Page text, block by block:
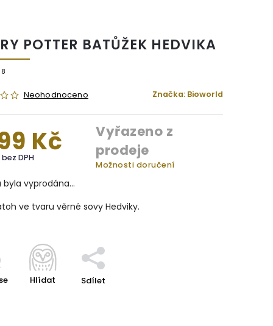
POTTER BATŮŽEK HEDVIKA
Neohodnoceno Značka: Bioworld
Kč
bez DPH
Vyřazeno z
prodeje
Možnosti doručení
byla vyprodána…
ve tvaru věrné sovy Hedviky.
Hlídat Sdílet